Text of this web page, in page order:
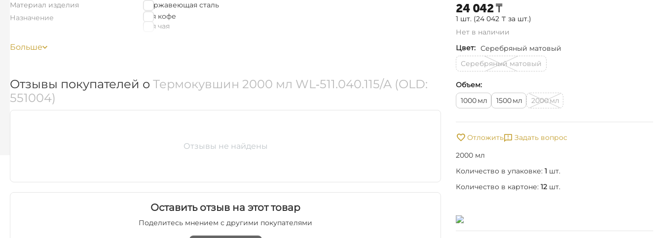
24 042₸
1 шт. (24 042 ₸ за шт.)
Нет в наличии
Цвет: Серебряный матовый
Серебряный матовый
Объем:
1000мл 1500мл 2000мл
Отложить
Задать вопрос
2000 мл
Количество в упаковке: 1 шт.
Количество в картоне: 12 шт.
Материал изделия
Нержавеющая сталь
Назначение
для кофе
для чая
Больше
Отзывы покупателей о Термокувшин 2000 мл WL‑511.040.115/A (OLD:
551004)
Отзывы не найдены
Оставить отзыв на этот товар
Поделитесь мнением с другими покупателями